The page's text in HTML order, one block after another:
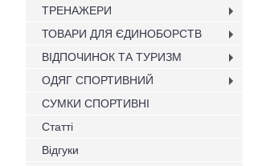
ТРЕНАЖЕРИ
ТОВАРИ ДЛЯ ЄДИНОБОРСТВ
ВІДПОЧИНОК ТА ТУРИЗМ
ОДЯГ СПОРТИВНИЙ
СУМКИ СПОРТИВНІ
Статті
Відгуки